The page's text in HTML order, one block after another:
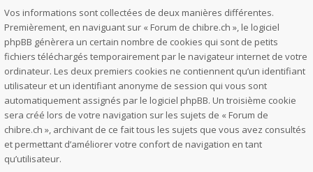
Vos informations sont collectées de deux manières différentes.
Premièrement, en naviguant sur « Forum de chibre.ch », le logiciel
phpBB génèrera un certain nombre de cookies qui sont de petits
fichiers téléchargés temporairement par le navigateur internet de votre
ordinateur. Les deux premiers cookies ne contiennent qu’un identifiant
utilisateur et un identifiant anonyme de session qui vous sont
automatiquement assignés par le logiciel phpBB. Un troisième cookie
sera créé lors de votre navigation sur les sujets de « Forum de
chibre.ch », archivant de ce fait tous les sujets que vous avez consultés
et permettant d’améliorer votre confort de navigation en tant
qu’utilisateur.